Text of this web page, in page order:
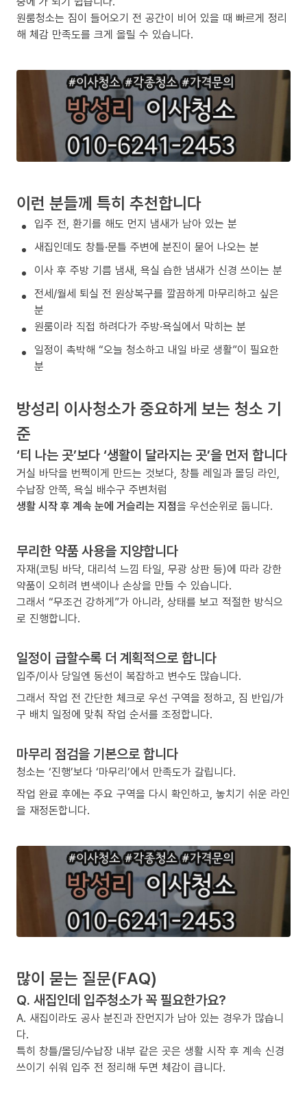
원룸청소는 짐이 들어오기 전 공간이 비어 있을 때 빠르게 정리
해 체감 만족도를 크게 올릴 수 있습니다.
이런 분들께 특히 추천합니다
입주 전, 환기를 해도 먼지 냄새가 남아 있는 분
새집인데도 창틀·문틀 주변에 분진이 묻어 나오는 분
이사 후 주방 기름 냄새, 욕실 습한 냄새가 신경 쓰이는 분
전세/월세 퇴실 전 원상복구를 깔끔하게 마무리하고 싶은
분
원룸이라 직접 하려다가 주방·욕실에서 막히는 분
일정이 촉박해 “오늘 청소하고 내일 바로 생활”이 필요한
분
방성리 이사청소가 중요하게 보는 청소 기
준
‘티 나는 곳’보다 ‘생활이 달라지는 곳’을 먼저 합니다
거실 바닥을 번쩍이게 만드는 것보다, 창틀 레일과 몰딩 라인,
수납장 안쪽, 욕실 배수구 주변처럼
생활 시작 후 계속 눈에 거슬리는 지점을 우선순위로 둡니다.
무리한 약품 사용을 지양합니다
자재(코팅 바닥, 대리석 느낌 타일, 무광 상판 등)에 따라 강한
약품이 오히려 변색이나 손상을 만들 수 있습니다.
그래서 “무조건 강하게”가 아니라, 상태를 보고 적절한 방식으
로 진행합니다.
일정이 급할수록 더 계획적으로 합니다
입주/이사 당일엔 동선이 복잡하고 변수도 많습니다.
그래서 작업 전 간단한 체크로 우선 구역을 정하고, 짐 반입/가
구 배치 일정에 맞춰 작업 순서를 조정합니다.
마무리 점검을 기본으로 합니다
청소는 ‘진행’보다 ‘마무리’에서 만족도가 갈립니다.
작업 완료 후에는 주요 구역을 다시 확인하고, 놓치기 쉬운 라인
을 재정돈합니다.
많이 묻는 질문(FAQ)
Q. 새집인데 입주청소가 꼭 필요한가요?
A. 새집이라도 공사 분진과 잔먼지가 남아 있는 경우가 많습니
다.
특히 창틀/몰딩/수납장 내부 같은 곳은 생활 시작 후 계속 신경
쓰이기 쉬워 입주 전 정리해 두면 체감이 큽니다.